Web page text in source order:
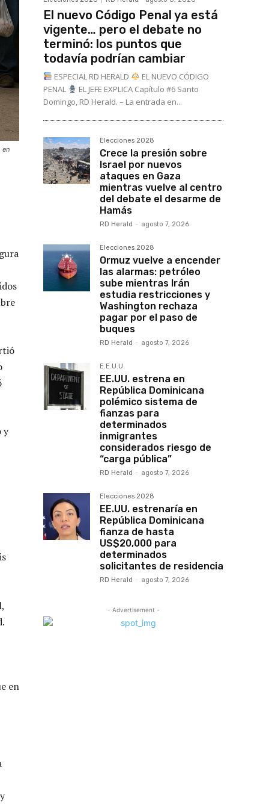
en
y
en
El nuevo Código Penal ya está
vigente… pero el debate no
terminó: los puntos que
todavía podrían cambiar
ESPECIAL RD HERALD
EL NUEVO CÓDIGO
PENAL
EL JEFE EXPLICA Capítulo #6 Santo
Domingo, RD Herald. – La entrada en...
Elecciones 2028
Crece la presión sobre
Israel por nuevos
ataques en Gaza
mientras vuelve al centro
del debate el desarme de
Hamás
RD Herald - agosto 7, 2026
Elecciones 2028
Ormuz vuelve a encender
las alarmas: petróleo
sube mientras Irán
estudia restricciones y
Washington rechaza
pagar por el paso de
buques
RD Herald - agosto 7, 2026
E.E.U.U.
EE.UU. estrena en
República Dominicana
polémico sistema de
fianzas para
determinados
inmigrantes
considerados riesgo de
“carga pública”
RD Herald - agosto 7, 2026
Elecciones 2028
EE.UU. estrenaría en
República Dominicana
fianza de hasta
US$20,000 para
determinados
solicitantes de residencia
RD Herald - agosto 7, 2026
- Advertisement -